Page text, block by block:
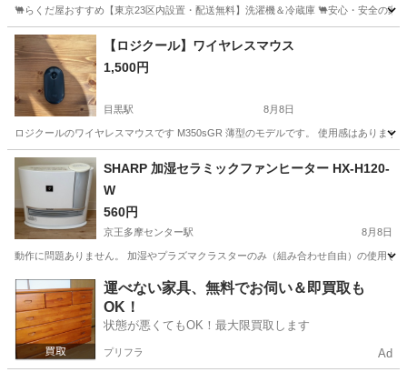
🐫らくだ屋おすすめ【東京23区内設置・配送無料】洗濯機＆冷蔵庫 🐫安心・安全の
東京 杉並区 生活家電 千葉 千葉市 生活家電
【ロジクール】ワイヤレスマウス
1,500円
目黒駅 8月8日
ロジクールのワイヤレスマウスです M350sGR 薄型のモデルです。 使用感はありま
東京 目黒区 その他
SHARP 加湿セラミックファンヒーター HX-H120-
W
560円
京王多摩センター駅 8月8日
動作に問題ありません。 加湿やプラズマクラスターのみ（組み合わせ自由）の使用
東京 多摩市 京王多摩センター駅 季節、空調家電
運べない家具、無料でお伺い＆即買取も
OK！
状態が悪くてもOK！最大限買取します
プリフラ Ad